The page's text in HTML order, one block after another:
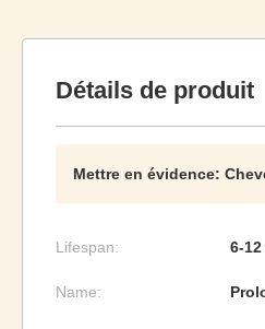
Détails de produit
Mettre en évidence:
Lifespan: 6-
Name: